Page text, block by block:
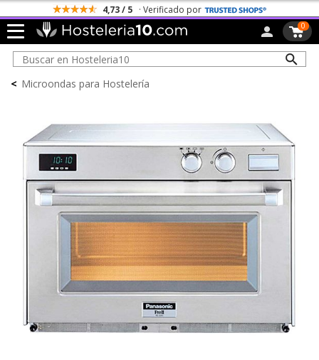
4,73 / 5 · Verificado por
0
< Microondas para Hostelería